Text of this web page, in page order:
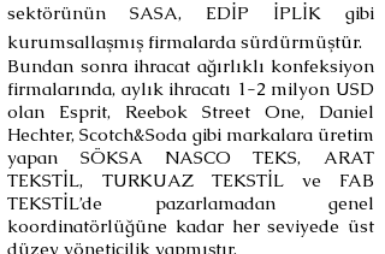
sektörünün SASA, EDİP İPLİK gibi
kurumsallaşmış firmalarda sürdürmüştür.
Bundan sonra ihracat ağırlıklı konfeksiyon
firmalarında, aylık ihracatı 1-2 milyon USD
olan Esprit, Reebok Street One, Daniel
Hechter, Scotch&Soda gibi markalara üretim
yapan SÖKSA NASCO TEKS, ARAT
TEKSTİL, TURKUAZ TEKSTİL ve FAB
TEKSTİL’de pazarlamadan genel
koordinatörlüğüne kadar her seviyede üst
düzey yöneticilik yapmıştır.